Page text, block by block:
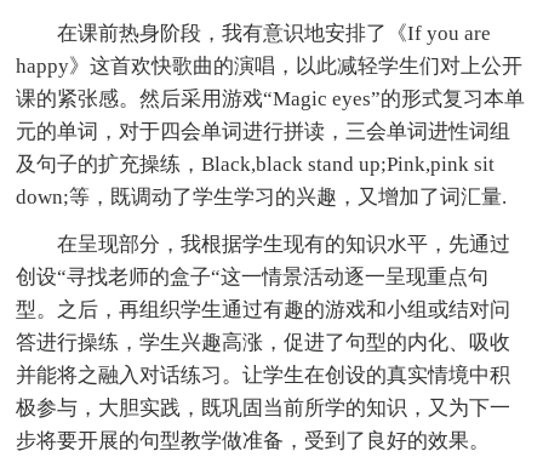
在课前热身阶段，我有意识地安排了《If you are
happy》这首欢快歌曲的演唱，以此减轻学生们对上公开
课的紧张感。然后采用游戏“Magic eyes”的形式复习本单
元的单词，对于四会单词进行拼读，三会单词进性词组
及句子的扩充操练，Black,black stand up;Pink,pink sit
down;等，既调动了学生学习的兴趣，又增加了词汇量.
在呈现部分，我根据学生现有的知识水平，先通过
创设“寻找老师的盒子“这一情景活动逐一呈现重点句
型。之后，再组织学生通过有趣的游戏和小组或结对问
答进行操练，学生兴趣高涨，促进了句型的内化、吸收
并能将之融入对话练习。让学生在创设的真实情境中积
极参与，大胆实践，既巩固当前所学的知识，又为下一
步将要开展的句型教学做准备，受到了良好的效果。